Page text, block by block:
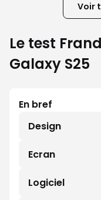
Voir
Le test
Galaxy S25
En bref
Design
8
10
Ecran
7
10
Logiciel
9